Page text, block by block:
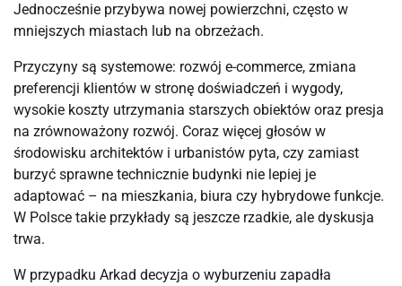
Jednocześnie przybywa nowej powierzchni, często w
mniejszych miastach lub na obrzeżach.
Przyczyny są systemowe: rozwój e-commerce, zmiana
preferencji klientów w stronę doświadczeń i wygody,
wysokie koszty utrzymania starszych obiektów oraz presja
na zrównoważony rozwój. Coraz więcej głosów w
środowisku architektów i urbanistów pyta, czy zamiast
burzyć sprawne technicznie budynki nie lepiej je
adaptować – na mieszkania, biura czy hybrydowe funkcje.
W Polsce takie przykłady są jeszcze rzadkie, ale dyskusja
trwa.
W przypadku Arkad decyzja o wyburzeniu zapadła